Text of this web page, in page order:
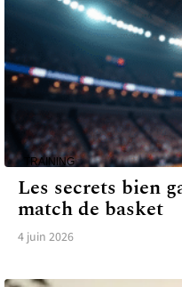
TRAINING
Les secrets bien
match de basket
4 juin 2026